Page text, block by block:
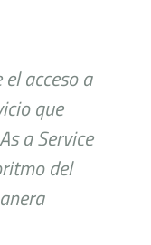
acceso a
que
a Service
del